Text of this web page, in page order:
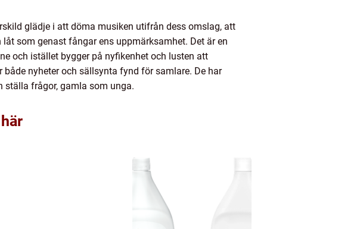
glädje i att döma musiken utifrån dess omslag, att
som genast fångar ens uppmärksamhet. Det är en
och istället bygger på nyfikenhet och lusten att
nyheter och sällsynta fynd för samlare. De har
ställa frågor, gamla som unga.